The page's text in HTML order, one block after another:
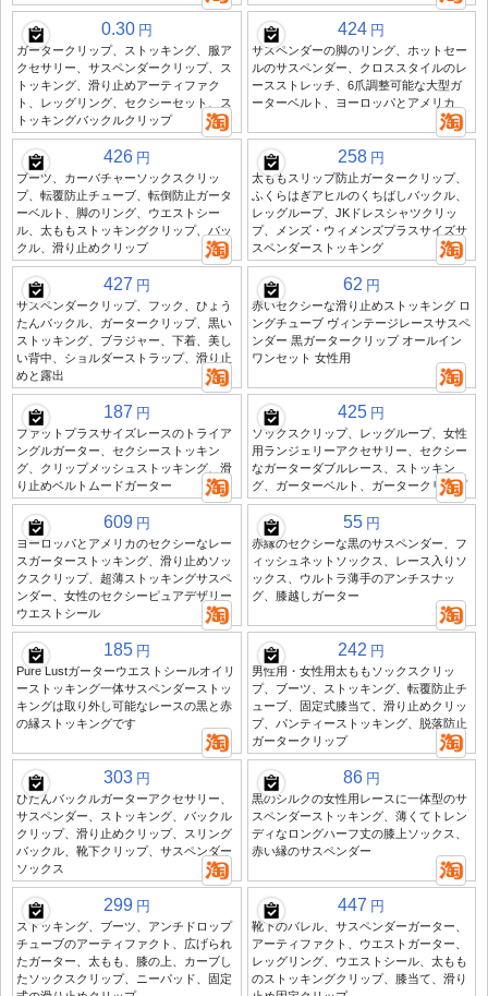
0.30 円
ガータークリップ、ストッキング、服ア
クセサリー、サスペンダークリップ、ス
トッキング、滑り止めアーティファク
ト、レッグリング、セクシーセット、ス
トッキングバックルクリップ
424 円
サスペンダーの脚のリング、ホットセー
ルのサスペンダー、クロススタイルのレ
ースストレッチ、6爪調整可能な大型ガ
ーターベルト、ヨーロッパとアメリカ
426 円
ブーツ、カーバチャーソックスクリッ
プ、転覆防止チューブ、転倒防止ガータ
ーベルト、脚のリング、ウエストシー
ル、太ももストッキングクリップ、バッ
クル、滑り止めクリップ
258 円
太ももスリップ防止ガータークリップ、
ふくらはぎアヒルのくちばしバックル、
レッグループ、JKドレスシャツクリッ
プ、メンズ・ウィメンズプラスサイズサ
スペンダーストッキング
427 円
サスペンダークリップ、フック、ひょう
たんバックル、ガータークリップ、黒い
ストッキング、ブラジャー、下着、美し
い背中、ショルダーストラップ、滑り止
めと露出
62 円
赤いセクシーな滑り止めストッキング ロ
ングチューブ ヴィンテージレースサスペ
ンダー 黒ガータークリップ オールイン
ワンセット 女性用
187 円
ファットプラスサイズレースのトライア
ングルガーター、セクシーストッキン
グ、クリップメッシュストッキング、滑
り止めベルトムードガーター
425 円
ソックスクリップ、レッグループ、女性
用ランジェリーアクセサリー、セクシー
なガーターダブルレース、ストッキン
グ、ガーターベルト、ガータークリップ
609 円
ヨーロッパとアメリカのセクシーなレー
スガーターストッキング、滑り止めソッ
クスクリップ、超薄ストッキングサスペ
ンダー、女性のセクシーピュアデザリー
ウエストシール
55 円
赤縁のセクシーな黒のサスペンダー、フ
ィッシュネットソックス、レース入りソ
ックス、ウルトラ薄手のアンチスナッ
グ、膝越しガーター
185 円
Pure Lustガーターウエストシールオイリ
ーストッキング一体サスペンダーストッ
キングは取り外し可能なレースの黒と赤
の縁ストッキングです
242 円
男性用・女性用太ももソックスクリッ
プ、ブーツ、ストッキング、転覆防止チ
ューブ、固定式膝当て、滑り止めクリッ
プ、パンティーストッキング、脱落防止
ガータークリップ
303 円
ひたんバックルガーターアクセサリー、
サスペンダー、ストッキング、バックル
クリップ、滑り止めクリップ、スリング
バックル、靴下クリップ、サスペンダー
ソックス
86 円
黒のシルクの女性用レースに一体型のサ
スペンダーストッキング、薄くてトレン
ディなロングハーフ丈の膝上ソックス、
赤い縁のサスペンダー
299 円
ストッキング、ブーツ、アンチドロップ
チューブのアーティファクト、広げられ
たガーター、太もも、膝の上、カーブし
たソックスクリップ、ニーパッド、固定
447 円
靴下のバレル、サスペンダーガーター、
アーティファクト、ウエストガーター、
レッグリング、ウエストシール、太もも
のストッキングクリップ、膝当て、滑り